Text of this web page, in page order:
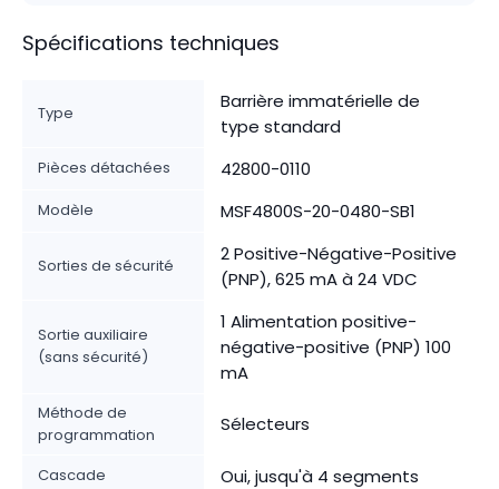
Spécifications techniques
Type
Barrière immatérielle de
type standard
Pièces détachées 42800-0110
Modèle MSF4800S-20-0480-SB1
Sorties de sécurité
2 Positive-Négative-Positive
(PNP), 625 mA à 24 VDC
Sortie auxiliaire
(sans sécurité)
1 Alimentation positive-
négative-positive (PNP) 100
mA
Méthode de
programmation
Sélecteurs
Cascade Oui, jusqu'à 4 segments